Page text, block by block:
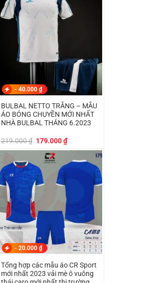
179.000 ₫.
- 40.000 ₫
BULBAL NETTO TRẮNG – MẪU
ÁO BÓNG CHUYỀN MỚI NHẤT
NHÀ BULBAL THÁNG 6.2023
219.000₫ Giá
219.000 ₫.
179.000₫Giá
hiện
là:
179.000 ₫.
- 20.000 ₫
Tổng hợp các mẫu áo CR Sport
mới nhất 2023 vải mè ô vuông